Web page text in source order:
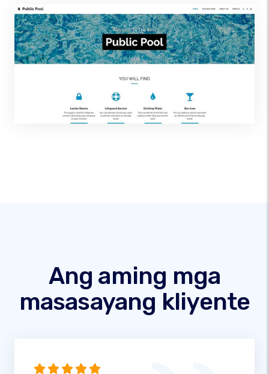
Ang aming mga
masasayang kliyente